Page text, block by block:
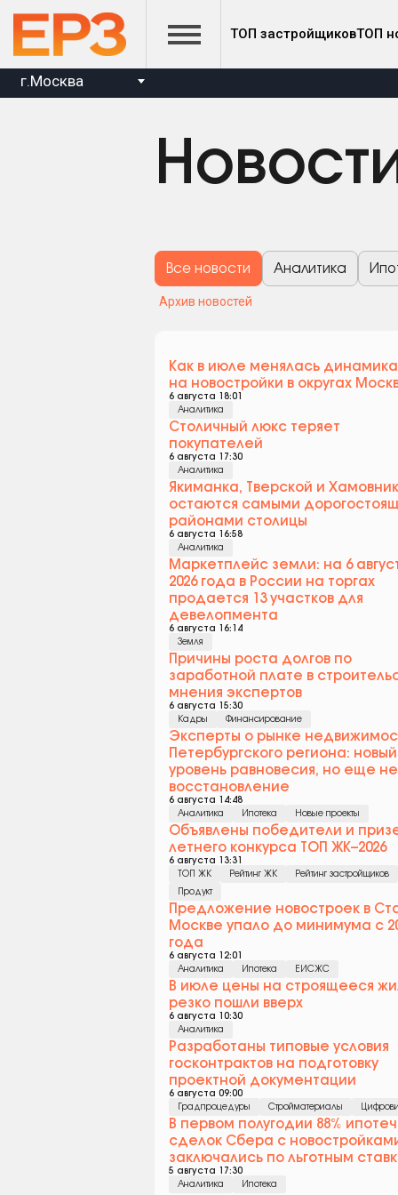
ТОП застройщиковТОП
г.Москва
Все новости Аналитика
Архив новостей
Как в июле менялась
на новостройки в округах
6 августа 18:01
Аналитика
Столичный люкс теряет
покупателей
6 августа 17:30
Аналитика
Якиманка, Тверской и
остаются самыми
районами столицы
6 августа 16:58
Аналитика
Маркетплейс земли: на 6
2026 года в России на торгах
продается 13 участков для
девелопмента
6 августа 16:14
Земля
Причины роста долгов по
заработной плате в
мнения экспертов
6 августа 15:30
Кадры
Финансирование
Эксперты о рынке
Петербургского региона: новый
уровень равновесия, но еще не
восстановление
6 августа 14:48
Аналитика
Ипотека Новые проекты
Объявлены победители и
летнего конкурса ТОП ЖК–2026
6 августа 13:31
ТОП ЖК
Рейтинг ЖК
Рейтинг застройщиков
Продукт
Предложение новостроек в
Москве упало до минимума с
года
6 августа 12:01
Аналитика
Ипотека ЕИСЖС
В июле цены на строящееся
резко пошли вверх
6 августа 10:30
Аналитика
Разработаны типовые условия
госконтрактов на подготовку
проектной документации
6 августа 09:00
Градпроцедуры
Стройматериалы
В первом полугодии 88%
сделок Сбера c
заключались по льготным
5 августа 17:30
Аналитика
Ипотека